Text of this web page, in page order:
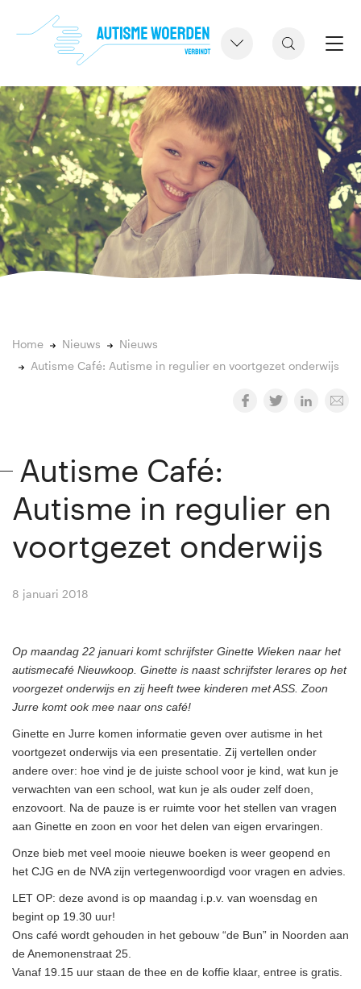
Home Nieuws
Nieuws
Autisme Café: Autisme in regulier en voortgezet onderwijs
Autisme Café:
Autisme in regulier en
voortgezet onderwijs
8 januari 2018
Op maandag 22 januari komt schrijfster Ginette Wieken naar het
autismecafé Nieuwkoop. Ginette is naast schrijfster lerares op het
voorgezet onderwijs en zij heeft twee kinderen met ASS. Zoon
Jurre komt ook mee naar ons café!
Ginette en Jurre komen informatie geven over autisme in het
voortgezet onderwijs via een presentatie. Zij vertellen onder
andere over: hoe vind je de juiste school voor je kind, wat kun je
verwachten van een school, wat kun je als ouder zelf doen,
enzovoort. Na de pauze is er ruimte voor het stellen van vragen
aan Ginette en zoon en voor het delen van eigen ervaringen.
Onze bieb met veel mooie nieuwe boeken is weer geopend en
het CJG en de NVA zijn vertegenwoordigd voor vragen en advies.
LET OP: deze avond is op maandag i.p.v. van woensdag en
begint op 19.30 uur!
Ons café wordt gehouden in het gebouw “de Bun” in Noorden aan
de Anemonenstraat 25.
Vanaf 19.15 uur staan de thee en de koffie klaar, entree is gratis.